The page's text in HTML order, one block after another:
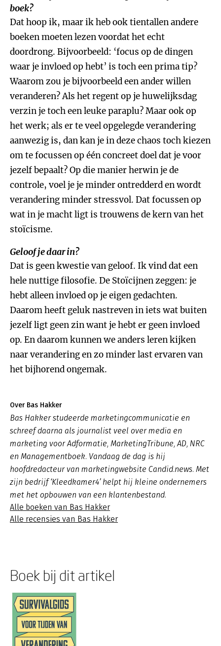
boek?
Dat hoop ik, maar ik heb ook tientallen andere
boeken moeten lezen voordat het echt
doordrong. Bijvoorbeeld: ‘focus op de dingen
waar je invloed op hebt’ is toch een prima tip?
Waarom zou je bijvoorbeeld een ander willen
veranderen? Als het regent op je huwelijksdag
verzin je toch een leuke paraplu? Maar ook op
het werk; als er te veel opgelegde verandering
aanwezig is, dan kan je in deze chaos toch kiezen
om te focussen op één concreet doel dat je voor
jezelf bepaalt? Op die manier herwin je de
controle, voel je je minder ontredderd en wordt
verandering minder stressvol. Dat focussen op
wat in je macht ligt is trouwens de kern van het
stoïcisme.
Geloof je daar in?
Dat is geen kwestie van geloof. Ik vind dat een
hele nuttige filosofie. De Stoïcijnen zeggen: je
hebt alleen invloed op je eigen gedachten.
Daarom heeft geluk nastreven in iets wat buiten
jezelf ligt geen zin want je hebt er geen invloed
op. En daarom kunnen we anders leren kijken
naar verandering en zo minder last ervaren van
het bijhorend ongemak.
Over Bas Hakker
Bas Hakker studeerde marketingcommunicatie en
schreef daarna als journalist veel over media en
marketing voor Adformatie, MarketingTribune, AD, NRC
en Managementboek. Vandaag de dag is hij
hoofdredacteur van marketingwebsite Candid.news. Met
zijn bedrijf ‘Kleedkamer4’ helpt hij kleine ondernemers
met het opbouwen van een klantenbestand.
Alle boeken van Bas Hakker
Alle recensies van Bas Hakker
Boek bij dit artikel